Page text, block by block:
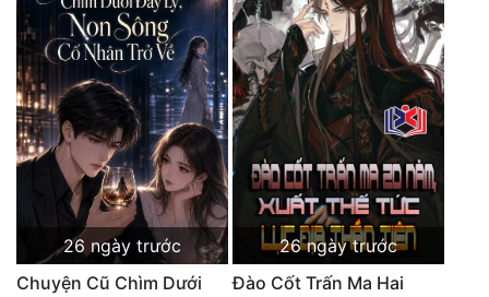
26 ngày trước
Chuyện Cũ Chìm Dưới
26 ngày trước
Đào Cốt Trấn Ma Hai